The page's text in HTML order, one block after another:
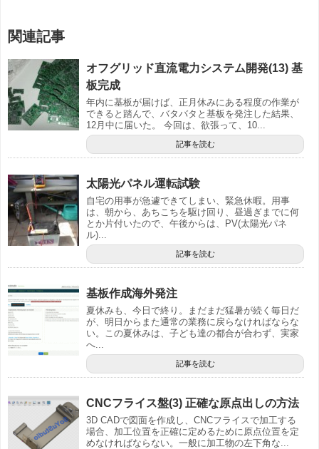
関連記事
オフグリッド直流電力システム開発(13) 基
板完成
年内に基板が届けば、正月休みにある程度の作業が
できると踏んで、バタバタと基板を発注した結果、
12月中に届いた。 今回は、欲張って、10...
記事を読む
太陽光パネル運転試験
自宅の用事が急遽できてしまい、緊急休暇。用事
は、朝から、あちこちを駆け回り、昼過ぎまでに何
とか片付いたので、午後からは、PV(太陽光パネ
ル)...
記事を読む
基板作成海外発注
夏休みも、今日で終り。まだまだ猛暑が続く毎日だ
が、明日からまた通常の業務に戻らなければならな
い。この夏休みは、子ども達の都合が合わず、実家
へ...
記事を読む
CNCフライス盤(3) 正確な原点出しの方法
3D CADで図面を作成し、CNCフライスで加工する
場合、加工位置を正確に定めるために原点位置を定
めなければならない。一般に加工物の左下角な...